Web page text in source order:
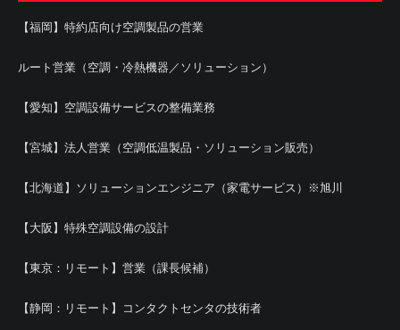
【福岡】特約店向け空調製品の営業
ルート営業（空調・冷熱機器／ソリューション）
【愛知】空調設備サービスの整備業務
【宮城】法人営業（空調低温製品・ソリューション販売）
【北海道】ソリューションエンジニア（家電サービス）※旭川
【大阪】特殊空調設備の設計
【東京：リモート】営業（課長候補）
【静岡：リモート】コンタクトセンタの技術者